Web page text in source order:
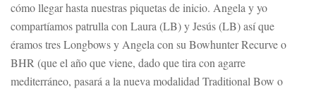
cómo llegar hasta nuestras piquetas de inicio. Angela y yo
compartíamos patrulla con Laura (LB) y Jesús (LB) así que
éramos tres Longbows y Angela con su Bowhunter Recurve o
BHR (que el año que viene, dado que tira con agarre
mediterráneo, pasará a la nueva modalidad Traditional Bow o